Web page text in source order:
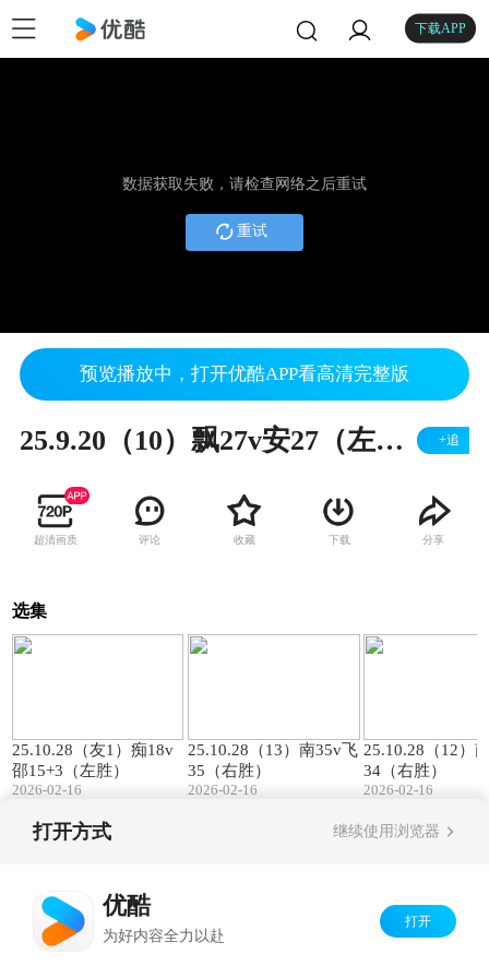
下载APP
数据获取失败，请检查网络之后重试
重试
预览播放中，打开优酷APP看高清完整版
25.9.20（10）飘27v安27（左胜） +追
超清画质 评论 收藏 下载 分享
选集
25.10.28（友1）痴18v
邵15+3（左胜）
2026-02-16
25.10.28（13）南35v飞
35（右胜）
2026-02-16
25.10.28（12）
34（右胜）
2026-02-16
打开方式 继续使用浏览器
优酷
为好内容全力以赴
打开